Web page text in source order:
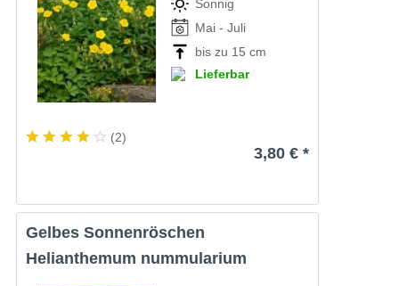
Sonnig
Mai - Juli
bis zu 15 cm
Lieferbar
(2)
3,80 € *
Gelbes Sonnenröschen
Helianthemum nummularium